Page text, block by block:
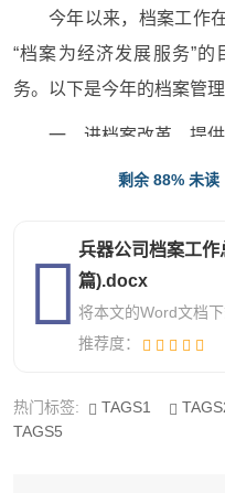
今年以来，档案工作
“档案为经济发展服务”
务。以下是今年的档案管理
一、进档案改革，提
根据推进档案立卷改
整理归档。通过档案进一
案方便快捷，而且规范安
管理工作效率。同时完善
据、为部门提供凭证依据
剩余 88% 未读
兵器公司档案工作
篇).docx
将本文的Word文档
推荐度：
热门标签: TAGS1
TAGS5